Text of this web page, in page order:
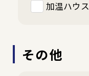
加温ハウス
その他